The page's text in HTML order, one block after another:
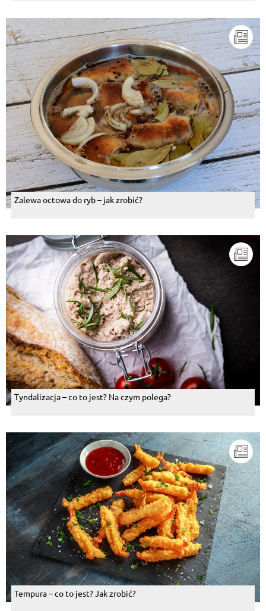
Zalewa octowa do ryb – jak zrobić?
Tyndalizacja – co to jest? Na czym polega?
Tempura – co to jest? Jak zrobić?